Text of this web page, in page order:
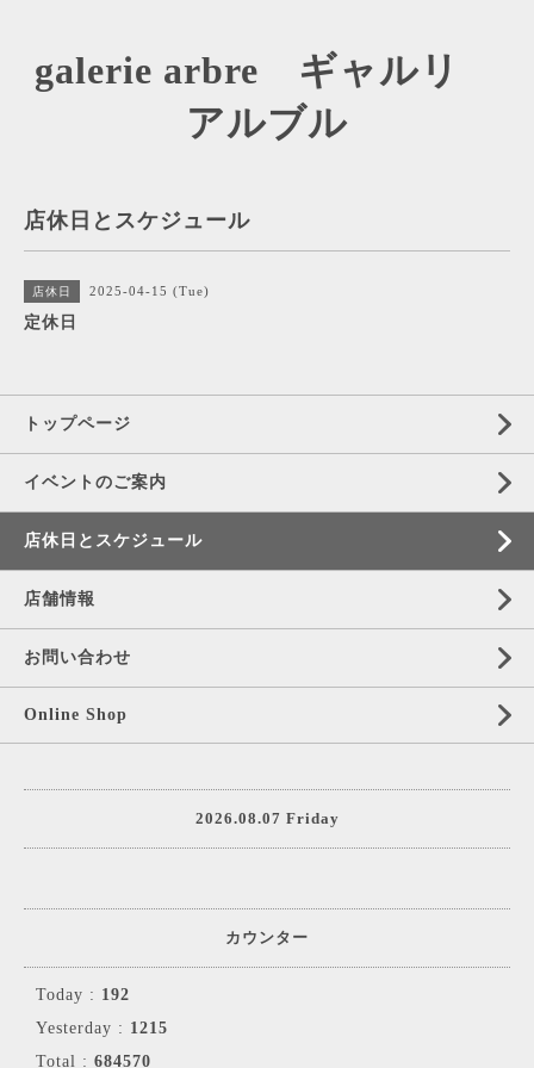
galerie arbre ギャルリ
アルブル
店休日とスケジュール
店休日 2025-04-15 (Tue)
定休日
トップページ
イベントのご案内
店休日とスケジュール
店舗情報
お問い合わせ
Online Shop
2026.08.07 Friday
カウンター
Today : 192
Yesterday : 1215
Total : 684570